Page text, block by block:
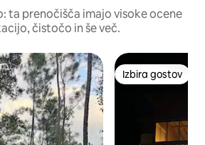
ta prenočišča imajo visoke ocene
čistočo in še več.
z značko »Izbira gostov«
Izbira gostov
Izbira gostov